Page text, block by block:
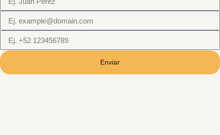
Enviar